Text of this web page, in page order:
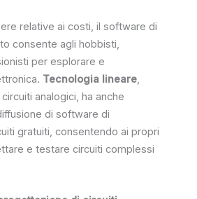
relative ai costi, il software di
consente agli hobbisti,
per esplorare e
Tecnologia lineare,
analogici, ha anche
di software di
gratuiti, consentendo ai propri
e testare circuiti complessi